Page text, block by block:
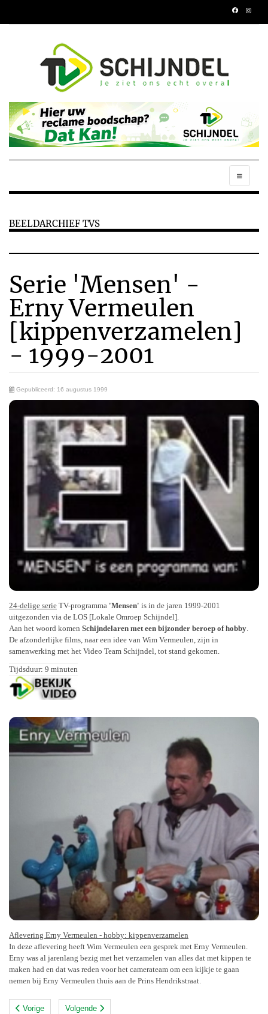
BEELDARCHIEF TVS
Serie 'Mensen' -
Erny Vermeulen
[kippenverzamelen]
- 1999-2001
Gepubliceerd: 16 augustus 1999
24-delige serie TV-programma 'Mensen' is in de jaren 1999-2001
uitgezonden via de LOS [Lokale Omroep Schijndel].
Aan het woord komen Schijndelaren met een bijzonder beroep of hobby
De afzonderlijke films, naar een idee van Wim Vermeulen, zijn in
samenwerking met het Video Team Schijndel, tot stand gekomen.
Tijdsduur: 9 minuten
Aflevering Erny Vermeulen - hobby: kippenverzamelen
In deze aflevering heeft Wim Vermeulen een gesprek met Erny Vermeulen.
Erny was al jarenlang bezig met het verzamelen van alles dat met kippen te
maken had en dat was reden voor het camerateam om een kijkje te gaan
nemen bij Erny Vermeulen thuis aan de Prins Hendrikstraat.
Vorige Volgende